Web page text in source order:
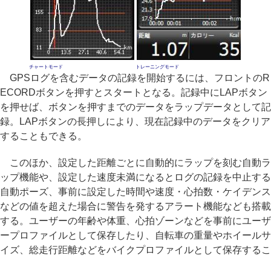
チャートモード トレーニングモード
GPSログを含むデータの記録を開始するには、フロントのR
ECORDボタンを押すとスタートとなる。記録中にLAPボタン
を押せば、ボタンを押すまでのデータをラップデータとして記
録。LAPボタンの長押しにより、現在記録中のデータをクリア
することもできる。
このほか、設定した距離ごとに自動的にラップを刻む自動ラ
ップ機能や、設定した速度未満になるとログの記録を中止する
自動ポーズ、事前に設定した時間や速度・心拍数・ケイデンス
などの値を超えた場合に警告を発するアラート機能なども搭載
する。ユーザーの年齢や体重、心拍ゾーンなどを事前にユーザ
ープロファイルとして保存したり、自転車の重量やホイールサ
イズ、総走行距離などをバイクプロファイルとして保存するこ